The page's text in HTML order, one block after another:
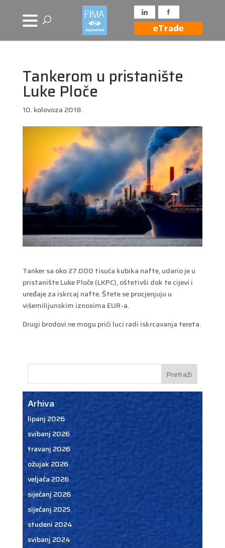
eTrade
Tankerom u pristanište
Luke Ploče
10. kolovoza 2018.
Tanker sa oko 27.000 tisuća kubika nafte, udario je u
pristanište Luke Ploče (LKPC), oštetivši dok te cijevi i
uređaje za iskrcaj nafte. Štete se procjenjuju u
višemilijunskim iznosima EUR-a.
Drugi brodovi ne mogu prići luci radi iskrcavanja tereta.
Arhiva
lipanj 2026
svibanj 2026
travanj 2026
ožujak 2026
veljača 2026
siječanj 2026
siječanj 2025
studeni 2024
svibanj 2024